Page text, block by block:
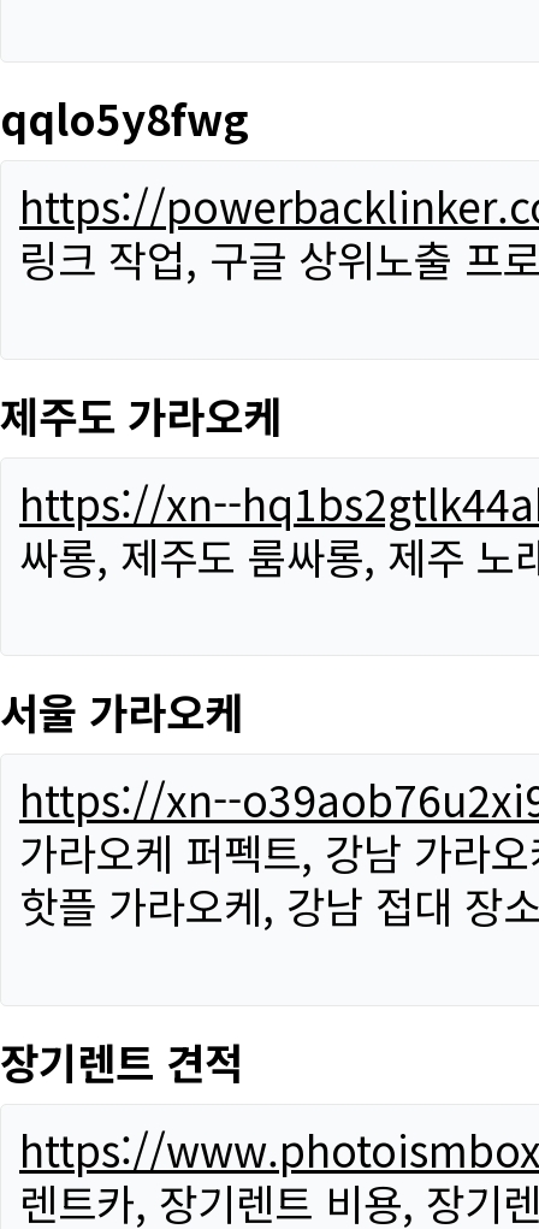
qqlo5y8fwg
https://
링크 작업, 구글 상위노출 프
제주도 가라오케
https://xn--
싸롱, 제주도 룸싸롱, 제주 노
서울 가라오케
https://xn--
가라오케 퍼펙트, 강남 가라
핫플 가라오케, 강남 접대 장
장기렌트 견적
https://
렌트카, 장기렌트 비용, 장기